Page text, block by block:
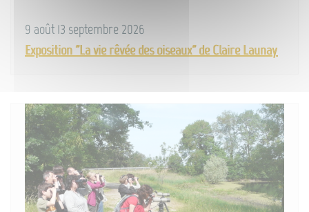
9 août 13 septembre 2026
Exposition "La vie rêvée des oiseaux" de Claire Launay